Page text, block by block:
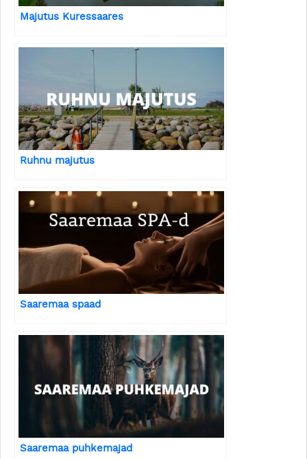
Majutus Kuressaares
Ruhnu majutus
Saaremaa spaad
Saaremaa puhkemajad